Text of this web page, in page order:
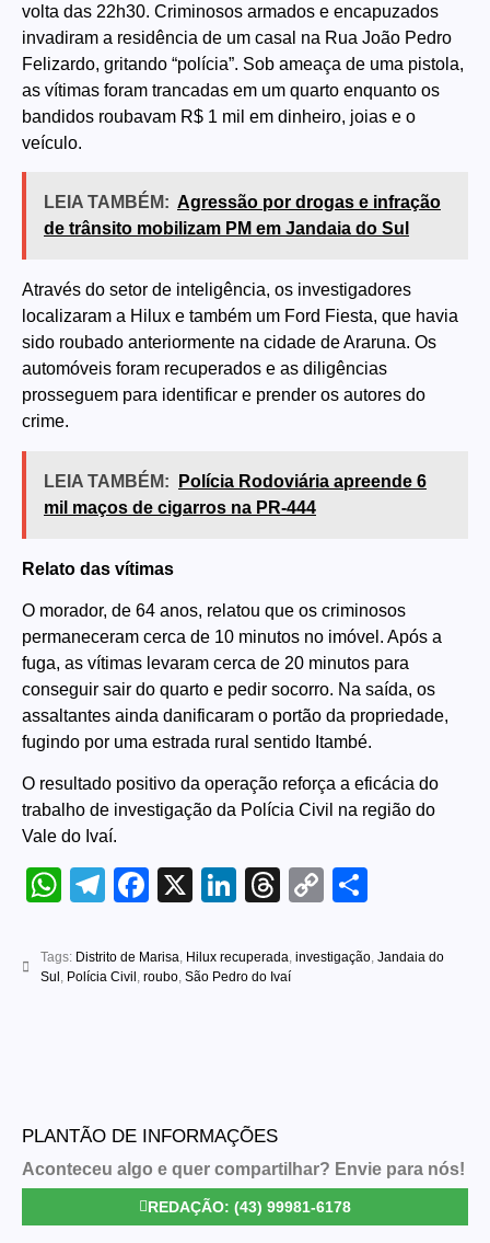
volta das 22h30. Criminosos armados e encapuzados
invadiram a residência de um casal na Rua João Pedro
Felizardo, gritando “polícia”. Sob ameaça de uma pistola,
as vítimas foram trancadas em um quarto enquanto os
bandidos roubavam R$ 1 mil em dinheiro, joias e o
veículo.
LEIA TAMBÉM: Agressão por drogas e infração
de trânsito mobilizam PM em Jandaia do Sul
Através do setor de inteligência, os investigadores
localizaram a Hilux e também um Ford Fiesta, que havia
sido roubado anteriormente na cidade de Araruna. Os
automóveis foram recuperados e as diligências
prosseguem para identificar e prender os autores do
crime.
LEIA TAMBÉM:
Polícia Rodoviária apreende 6
mil maços de cigarros na PR-444
Relato das vítimas
O morador, de 64 anos, relatou que os criminosos
permaneceram cerca de 10 minutos no imóvel. Após a
fuga, as vítimas levaram cerca de 20 minutos para
conseguir sair do quarto e pedir socorro. Na saída, os
assaltantes ainda danificaram o portão da propriedade,
fugindo por uma estrada rural sentido Itambé.
O resultado positivo da operação reforça a eficácia do
trabalho de investigação da Polícia Civil na região do
Vale do Ivaí.
WhatsApp
Telegram
Facebook
X LinkedIn
Threads
Copy
Tags: Distrito de Marisa, Hilux recuperada, investigação, Jandaia do
Sul , Polícia Civil , roubo, São Pedro do Ivaí
PLANTÃO DE INFORMAÇÕES
Aconteceu algo e quer compartilhar? Envie para nós!
REDAÇÃO: (43) 99981-6178